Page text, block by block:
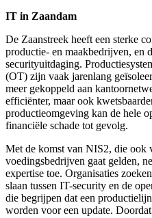
IT in Zaandam
De Zaanstreek heeft een sterke
productie- en maakbedrijven, en
securityuitdaging.
(OT) zijn vaak jarenlang
meer gekoppeld aan
efficiënter, maar ook
productieomgeving kan de hele
financiële schade tot gevolg.
Met de komst van NIS2, die ook
voedingsbedrijven gaat gelden,
expertise toe. Organisaties
slaan tussen IT-security en de
die begrijpen dat een
worden voor een update.